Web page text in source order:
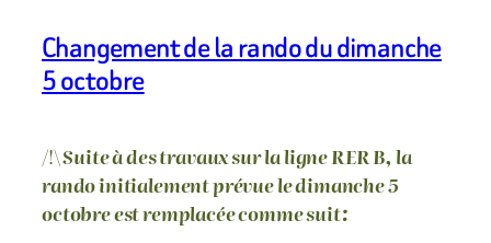
Changement de la rando du dimanche
5 octobre
/!\Suite à des travaux sur la ligne RER B, la
rando initialementprévuele dimanche 5
octobre est remplacée comme suit: